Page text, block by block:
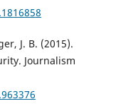
J. B. (2015).
Journalism